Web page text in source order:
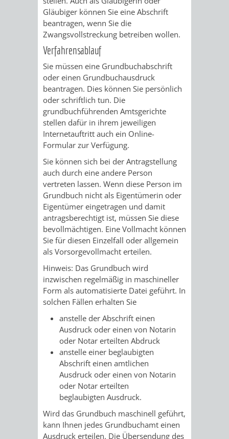
DEINE
STADT
WIEDERVERMIETUNGSPRÄMIE
AMT
SOZIALE
AMT
FÜR UND
Gläubiger können Sie eine Abschrift
beantragen, wenn Sie die
Zwangsvollstreckung betreiben wollen.
Verfahrensablauf
Sie müssen eine Grundbuchabschrift
oder einen Grundbuchausdruck
beantragen. Dies können Sie persönlich
oder schriftlich tun. Die
grundbuchführenden Amtsgerichte
stellen dafür in ihrem jeweiligen
Internetauftritt auch ein Online-
Formular zur Verfügung.
Sie können sich bei der Antragstellung
auch durch eine andere Person
vertreten lassen. Wenn diese Person im
Grundbuch nicht als Eigentümerin oder
Eigentümer eingetragen und damit
antragsberechtigt ist, müssen Sie diese
bevollmächtigen. Eine Vollmacht können
Sie für diesen Einzelfall oder allgemein
als Vorsorgevollmacht erteilen.
Hinweis: Das Grundbuch wird
inzwischen regelmäßig in maschineller
Form als automatisierte Datei geführt. In
solchen Fällen erhalten Sie
anstelle der Abschrift einen
Ausdruck oder einen von Notarin
oder Notar erteilten Abdruck
anstelle einer beglaubigten
Abschrift einen amtlichen
Ausdruck oder einen von Notarin
oder Notar erteilten
beglaubigten Ausdruck.
Wird das Grundbuch maschinell geführt,
kann Ihnen jedes Grundbuchamt einen
Ausdruck erteilen. Die Übersendung des